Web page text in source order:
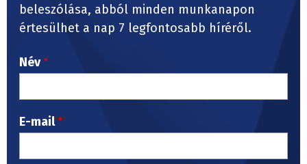
beleszólása, abból minden munkanapon
értesülhet a nap 7 legfontosabb híréről.
Név
E-mail